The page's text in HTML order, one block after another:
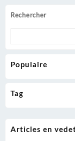
Rechercher
Populaire
Tag
Articles en